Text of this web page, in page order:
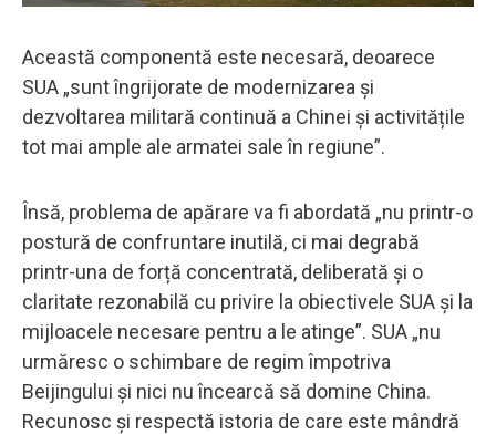
Această componentă este necesară, deoarece
SUA „sunt îngrijorate de modernizarea și
dezvoltarea militară continuă a Chinei și activitățile
tot mai ample ale armatei sale în regiune”.
Însă, problema de apărare va fi abordată „nu printr-o
postură de confruntare inutilă, ci mai degrabă
printr-una de forță concentrată, deliberată și o
claritate rezonabilă cu privire la obiectivele SUA și la
mijloacele necesare pentru a le atinge”. SUA „nu
urmăresc o schimbare de regim împotriva
Beijingului și nici nu încearcă să domine China.
Recunosc și respectă istoria de care este mândră